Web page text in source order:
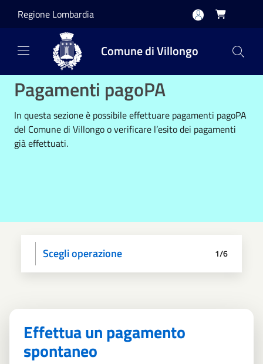
Regione Lombardia 
Comune di Villongo
Pagamenti pagoPA
In questa sezione è possibile effettuare pagamenti pagoPA
del Comune di Villongo o verificare l’esito dei pagamenti
già effettuati.
Scegli operazione
Informativa privacy
Scegli il pagamento
Dati anagrafici
Paga
Riepilogo 1/6
Effettua un pagamento
spontaneo